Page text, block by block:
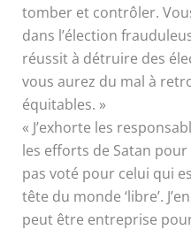
tomber et contrôler.
dans l’élection
réussit à détruire des
vous aurez du mal à
équitables. »
« J’exhorte les
les efforts de Satan pour
pas voté pour celui qui
tête du monde ‘libre’.
peut être entreprise